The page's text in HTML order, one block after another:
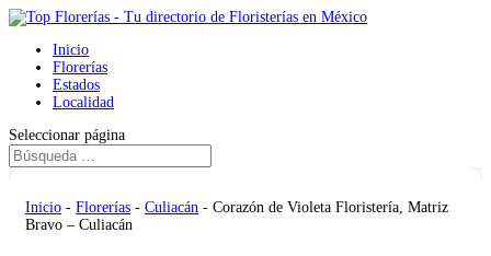
Inicio
Florerías
Estados
Localidad
Seleccionar página
Inicio - Florerías - Culiacán - Corazón de Violeta Floristería, Matriz
Bravo – Culiacán